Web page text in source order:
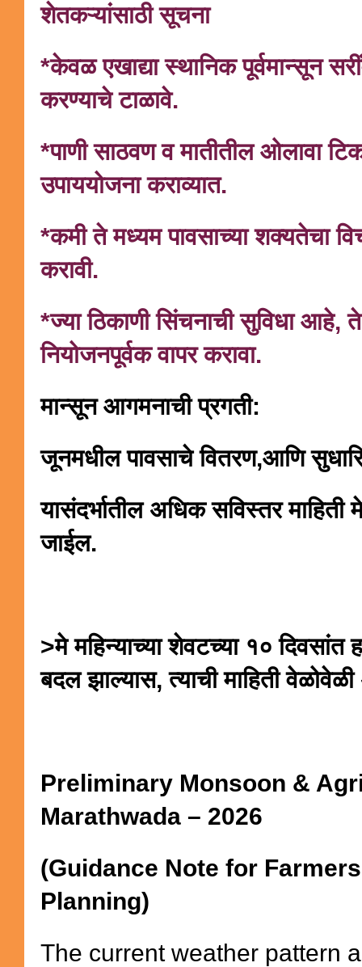
शेतकऱ्यांसाठी सूचना
*केवळ एखाद्या स्थानिक पूर्वमान्सून
करण्याचे टाळावे.
*पाणी साठवण व मातीतील ओलावा
उपाययोजना कराव्यात.
*कमी ते मध्यम पावसाच्या शक्यतेचा
करावी.
*ज्या ठिकाणी सिंचनाची सुविधा आहे,
नियोजनपूर्वक वापर करावा.
मान्सून आगमनाची प्रगती:
जूनमधील पावसाचे वितरण,आणि
यासंदर्भातील अधिक सविस्तर
जाईल.
>मे महिन्याच्या शेवटच्या १० दिवसांत
बदल झाल्यास, त्याची माहिती
Preliminary Monsoon &
Marathwada – 2026
(Guidance Note for
Planning)
The current weather pattern